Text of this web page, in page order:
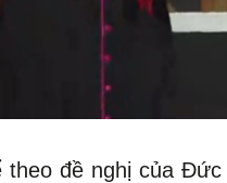
đề nghị của